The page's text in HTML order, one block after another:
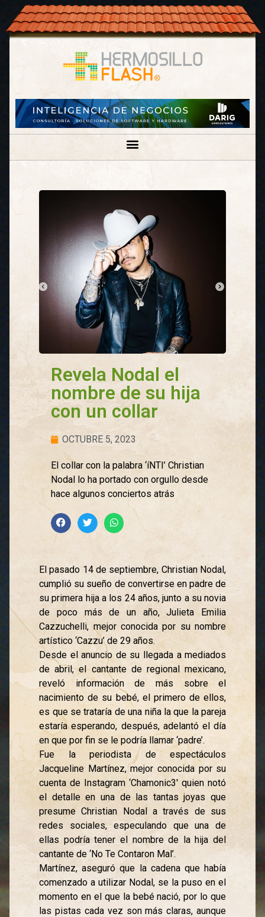
Revela Nodal el
nombre de su hija
con un collar
OCTUBRE 5, 2023
El collar con la palabra ‘íNTI’ Christian
Nodal lo ha portado con orgullo desde
hace algunos conciertos atrás
El pasado 14 de septiembre, Christian Nodal,
cumplió su sueño de convertirse en padre de
su primera hija a los 24 años, junto a su novia
de poco más de un año, Julieta Emilia
Cazzuchelli, mejor conocida por su nombre
artístico ‘Cazzu’ de 29 años.
Desde el anuncio de su llegada a mediados
de abril, el cantante de regional mexicano,
reveló información de más sobre el
nacimiento de su bebé, el primero de ellos,
es que se trataría de una niña la que la pareja
estaría esperando, después, adelantó el día
en que por fin se le podría llamar ‘padre’.
Fue la periodista de espectáculos
Jacqueline Martínez, mejor conocida por su
cuenta de Instagram ‘Chamonic3′ quien notó
el detalle en una de las tantas joyas que
presume Christian Nodal a través de sus
redes sociales, especulando que una de
ellas podría tener el nombre de la hija del
cantante de ‘No Te Contaron Mal’.
Martínez, aseguró que la cadena que había
comenzado a utilizar Nodal, se la puso en el
momento en el que la bebé nació, por lo que
las pistas cada vez son más claras, aunque